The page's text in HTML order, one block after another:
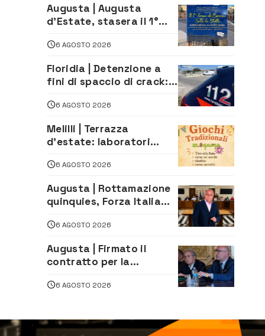
Augusta | Augusta
d’Estate, stasera il 1°
le Stelle: piazza
D’Astorga già sold out
6 AGOSTO 2026
Floridia | Detenzione a
fini di spaccio di crack:
6 AGOSTO 2026
Melilli | Terrazza
d’estate: laboratori
styling e giochi
tradizionali di Zuimama,
ecco come iscriversi
6 AGOSTO 2026
Augusta | Rottamazione
quinquies, Forza Italia
«La proposta è nostra»
6 AGOSTO 2026
Augusta | Firmato il
contratto per la
depuratore delle acque
6 AGOSTO 2026